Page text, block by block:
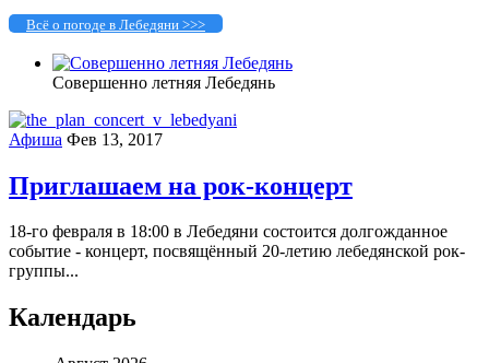
Всё о погоде в Лебедяни >>>
Совершенно летняя Лебедянь
Афиша Фев 13, 2017
Приглашаем на рок-концерт
18-го февраля в 18:00 в Лебедяни состоится долгожданное
событие - концерт, посвящённый 20-летию лебедянской рок-
группы...
Календарь